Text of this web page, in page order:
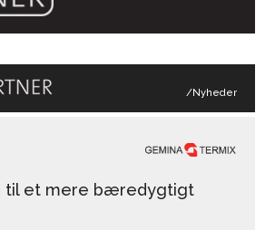
/Nyheder
til et mere bæredygtigt